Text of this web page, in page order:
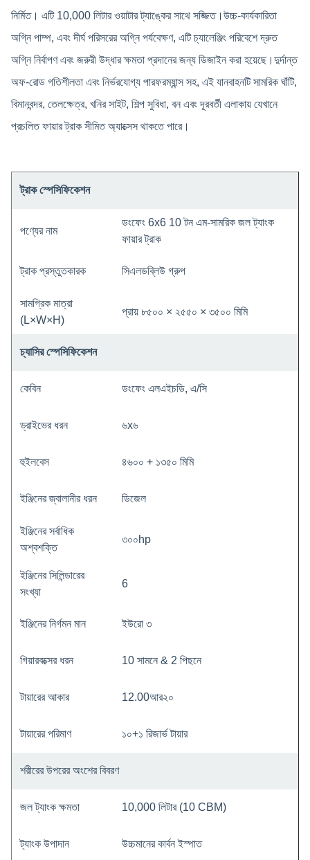
নির্মিত। এটি 10,000 লিটার ওয়াটার ট্যাঙ্কের সাথে সজ্জিত।উচ্চ-কার্যকারিতা
অগ্নি পাম্প, এবং দীর্ঘ পরিসরের অগ্নি পর্যবেক্ষণ, এটি চ্যালেঞ্জিং পরিবেশে দ্রুত
অগ্নি নির্বাপণ এবং জরুরী উদ্ধার ক্ষমতা প্রদানের জন্য ডিজাইন করা হয়েছে।দুর্দান্ত
অফ-রোড গতিশীলতা এবং নির্ভরযোগ্য পারফরম্যান্স সহ, এই যানবাহনটি সামরিক ঘাঁটি,
বিমানবন্দর, তেলক্ষেত্র, খনির সাইট, শিল্প সুবিধা, বন এবং দূরবর্তী এলাকায় যেখানে
প্রচলিত ফায়ার ট্রাক সীমিত অ্যাক্সেস থাকতে পারে।
ট্রাক স্পেসিফিকেশন
পণ্যের নাম
ডংফেং 6x6 10 টন এম-সামরিক জল ট্যাংক
ফায়ার ট্রাক
ট্রাক প্রস্তুতকারক সিএলডব্লিউ গ্রুপ
সামগ্রিক মাত্রা
(L×W×H)
প্রায় ৮৫০০ × ২৫৫০ × ৩৫০০ মিমি
চ্যাসির স্পেসিফিকেশন
কেবিন ডংফেং এলএইচডি, এ/সি
ড্রাইভের ধরন ৬x৬
হুইলবেস ৪৬০০ + ১৩৫০ মিমি
ইঞ্জিনের জ্বালানীর ধরন ডিজেল
ইঞ্জিনের সর্বাধিক
অশ্বশক্তি
৩০০hp
ইঞ্জিনের সিলিন্ডারের
সংখ্যা
6
ইঞ্জিনের নির্গমন মান ইউরো ৩
গিয়ারবক্সের ধরন 10 সামনে & 2 পিছনে
টায়ারের আকার 12.00আর২০
টায়ারের পরিমাণ ১০+১ রিজার্ভ টায়ার
শরীরের উপরের অংশের বিবরণ
জল ট্যাংক ক্ষমতা 10,000 লিটার (10 CBM)
ট্যাংক উপাদান উচ্চমানের কার্বন ইস্পাত